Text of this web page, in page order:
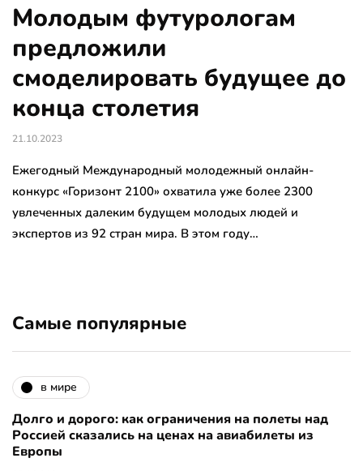
Молодым футурологам
предложили
смоделировать будущее до
конца столетия
21.10.2023
Ежегодный Международный молодежный онлайн-
конкурс «Горизонт 2100» охватила уже более 2300
увлеченных далеким будущем молодых людей и
экспертов из 92 стран мира. В этом году…
Самые популярные
в мире
Долго и дорого: как ограничения на полеты над
Россией сказались на ценах на авиабилеты из
Европы